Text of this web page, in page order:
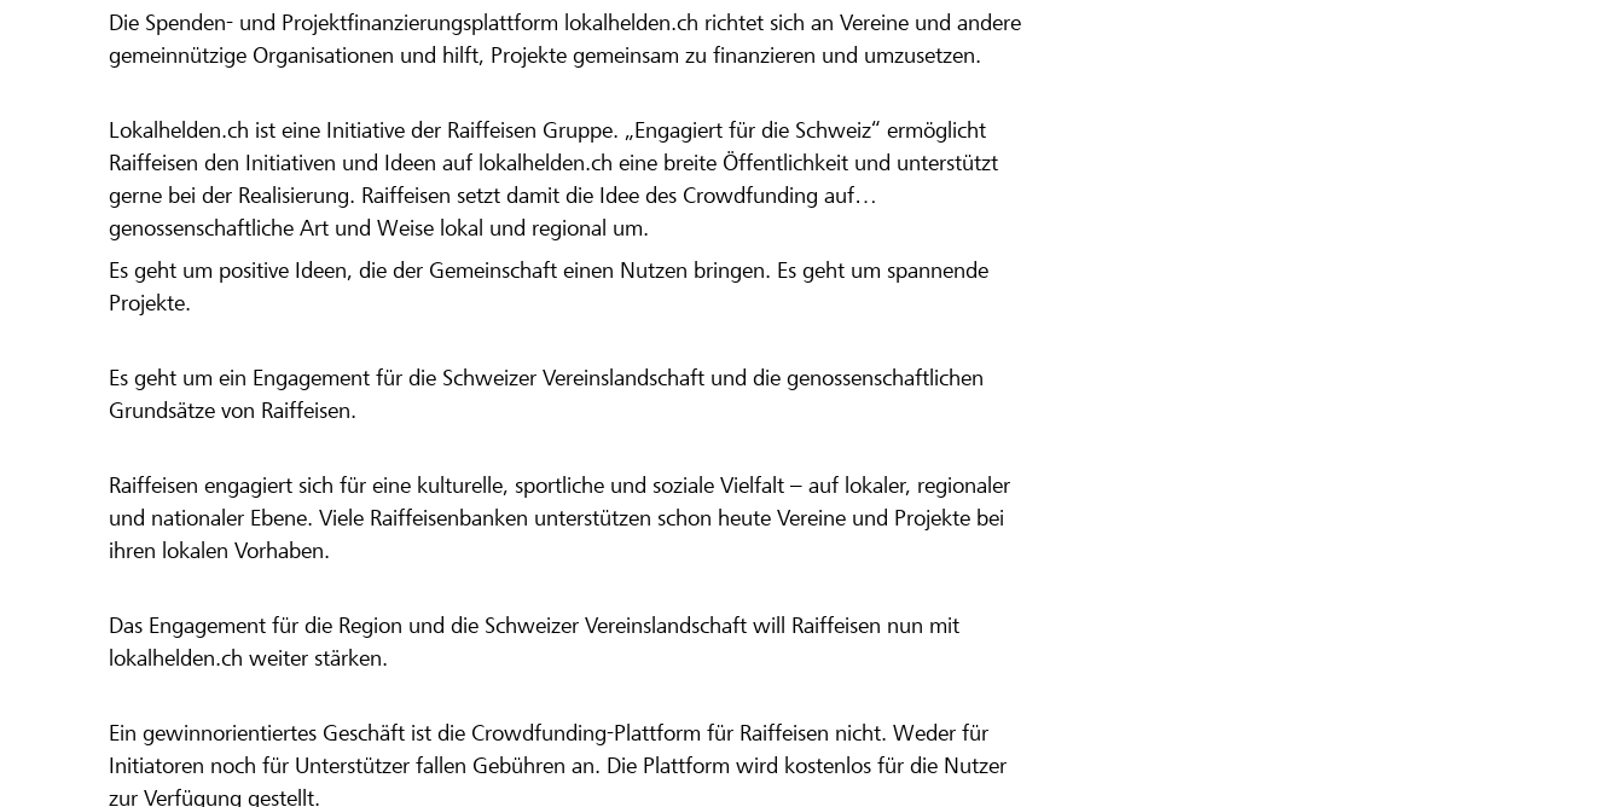
Die Spenden- und Projektfinanzierungsplattform lokalhelden.ch richtet sich an Vereine und andere
gemeinnützige Organisationen und hilft, Projekte gemeinsam zu finanzieren und umzusetzen.
Lokalhelden.ch ist eine Initiative der Raiffeisen Gruppe. „Engagiert für die Schweiz“ ermöglicht
Raiffeisen den Initiativen und Ideen auf lokalhelden.ch eine breite Öffentlichkeit und unterstützt
gerne bei der Realisierung. Raiffeisen setzt damit die Idee des Crowdfunding auf
genossenschaftliche Art und Weise lokal und regional um.
Es geht um positive Ideen, die der Gemeinschaft einen Nutzen bringen. Es geht um spannende
Projekte.
Es geht um ein Engagement für die Schweizer Vereinslandschaft und die genossenschaftlichen
Grundsätze von Raiffeisen.
Raiffeisen engagiert sich für eine kulturelle, sportliche und soziale Vielfalt – auf lokaler, regionaler
und nationaler Ebene. Viele Raiffeisenbanken unterstützen schon heute Vereine und Projekte bei
ihren lokalen Vorhaben.
Das Engagement für die Region und die Schweizer Vereinslandschaft will Raiffeisen nun mit
lokalhelden.ch weiter stärken.
Ein gewinnorientiertes Geschäft ist die Crowdfunding-Plattform für Raiffeisen nicht. Weder für
Initiatoren noch für Unterstützer fallen Gebühren an. Die Plattform wird kostenlos für die Nutzer
zur Verfügung gestellt.